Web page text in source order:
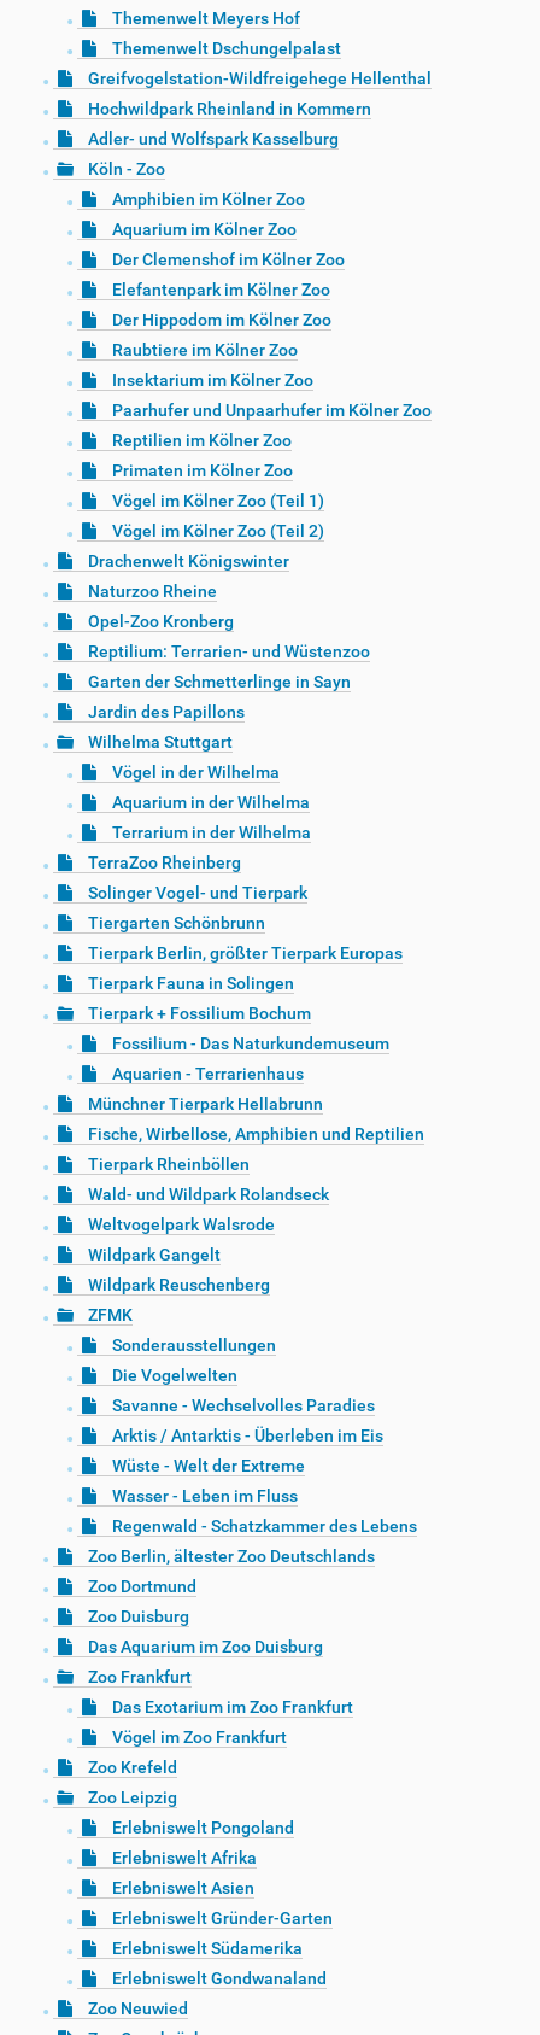
Themenwelt Meyers Hof
Themenwelt Dschungelpalast
Greifvogelstation-Wildfreigehege Hellenthal
Hochwildpark Rheinland in Kommern
Adler- und Wolfspark Kasselburg
Köln - Zoo
Amphibien im Kölner Zoo
Aquarium im Kölner Zoo
Der Clemenshof im Kölner Zoo
Elefantenpark im Kölner Zoo
Der Hippodom im Kölner Zoo
Raubtiere im Kölner Zoo
Insektarium im Kölner Zoo
Paarhufer und Unpaarhufer im Kölner Zoo
Reptilien im Kölner Zoo
Primaten im Kölner Zoo
Vögel im Kölner Zoo (Teil 1)
Vögel im Kölner Zoo (Teil 2)
Drachenwelt Königswinter
Naturzoo Rheine
Opel-Zoo Kronberg
Reptilium: Terrarien- und Wüstenzoo
Garten der Schmetterlinge in Sayn
Jardin des Papillons
Wilhelma Stuttgart
Vögel in der Wilhelma
Aquarium in der Wilhelma
Terrarium in der Wilhelma
TerraZoo Rheinberg
Solinger Vogel- und Tierpark
Tiergarten Schönbrunn
Tierpark Berlin, größter Tierpark Europas
Tierpark Fauna in Solingen
Tierpark + Fossilium Bochum
Fossilium - Das Naturkundemuseum
Aquarien - Terrarienhaus
Münchner Tierpark Hellabrunn
Fische, Wirbellose, Amphibien und Reptilien
Tierpark Rheinböllen
Wald- und Wildpark Rolandseck
Weltvogelpark Walsrode
Wildpark Gangelt
Wildpark Reuschenberg
ZFMK
Sonderausstellungen
Die Vogelwelten
Savanne - Wechselvolles Paradies
Arktis / Antarktis - Überleben im Eis
Wüste - Welt der Extreme
Wasser - Leben im Fluss
Regenwald - Schatzkammer des Lebens
Zoo Berlin, ältester Zoo Deutschlands
Zoo Dortmund
Zoo Duisburg
Das Aquarium im Zoo Duisburg
Zoo Frankfurt
Das Exotarium im Zoo Frankfurt
Vögel im Zoo Frankfurt
Zoo Krefeld
Zoo Leipzig
Erlebniswelt Pongoland
Erlebniswelt Afrika
Erlebniswelt Asien
Erlebniswelt Gründer-Garten
Erlebniswelt Südamerika
Erlebniswelt Gondwanaland
Zoo Neuwied